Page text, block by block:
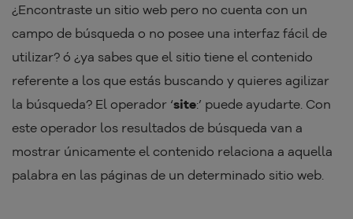
¿Encontraste un sitio web pero no cuenta con un
campo de búsqueda o no posee una interfaz fácil de
utilizar? ó ¿ya sabes que el sitio tiene el contenido
referente a los que estás buscando y quieres agilizar
la búsqueda? El operador ‘site:’ puede ayudarte. Con
este operador los resultados de búsqueda van a
mostrar únicamente el contenido relaciona a aquella
palabra en las páginas de un determinado sitio web.